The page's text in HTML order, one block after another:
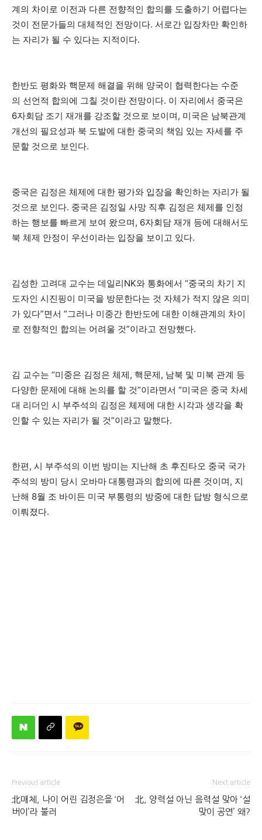
계의 차이로 이전과 다른 전향적인 합의를 도출하기 어렵다는
것이 전문가들의 대체적인 전망이다. 서로간 입장차만 확인하
는 자리가 될 수 있다는 지적이다.
한반도 평화와 핵문제 해결을 위해 양국이 협력한다는 수준
의 선언적 합의에 그칠 것이란 전망이다. 이 자리에서 중국은
6자회담 조기 재개를 강조할 것으로 보이며, 미국은 남북관계
개선의 필요성과 북 도발에 대한 중국의 책임 있는 자세를 주
문할 것으로 보인다.
중국은 김정은 체제에 대한 평가와 입장을 확인하는 자리가 될
것으로 보인다. 중국은 김정일 사망 직후 김정은 체제를 인정
하는 행보를 빠르게 보여 왔으며, 6자회담 재개 등에 대해서도
북 체제 안정이 우선이라는 입장을 보이고 있다.
김성한 고려대 교수는 데일리NK와 통화에서 “중국의 차기 지
도자인 시진핑이 미국을 방문한다는 것 자체가 적지 않은 의미
가 있다”면서 “그러나 미중간 한반도에 대한 이해관계의 차이
로 전향적인 합의는 어려울 것”이라고 전망했다.
김 교수는 “미중은 김정은 체제, 핵문제, 남북 및 미북 관계 등
다양한 문제에 대해 논의를 할 것”이라면서 “미국은 중국 차세
대 리더인 시 부주석의 김정은 체제에 대한 시각과 생각을 확
인할 수 있는 자리가 될 것”이라고 말했다.
한편, 시 부주석의 이번 방미는 지난해 초 후진타오 중국 국가
주석의 방미 당시 오바마 대통령과의 합의에 따른 것이며, 지
난해 8월 조 바이든 미국 부통령의 방중에 대한 답방 형식으로
이뤄졌다.
Previous article
北매체, 나이 어린 김정은을 ‘어
버이’라 불러
Next article
北, 양력설 아닌 음력설 맞아 ‘설
맞이 공연’ 왜?